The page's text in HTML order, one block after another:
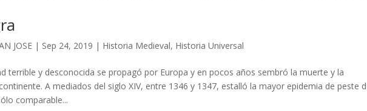
JOSE | Sep 24, 2019 | Historia Medieval, Historia Universal
terrible y desconocida se propagó por Europa y en pocos años sembró la muerte y la
A mediados del siglo XIV, entre 1346 y 1347, estalló la mayor epidemia de peste
comparable...